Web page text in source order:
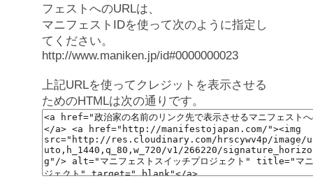
フェストへのURLは、
マニフェストIDを使って次のように指定し
てください。
http://www.maniken.jp/id#0000000023
上記URLを使ってクレジットを表示させる
ためのHTMLは次の通りです。